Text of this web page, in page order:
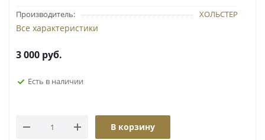
Производитель: ХОЛЬСТЕР
Все характеристики
3 000 руб.
Есть в наличии
В корзину